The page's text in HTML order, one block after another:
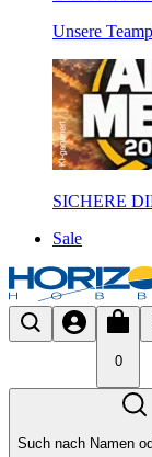
Unsere
SICHERE
Sale
0
Such nach Namen